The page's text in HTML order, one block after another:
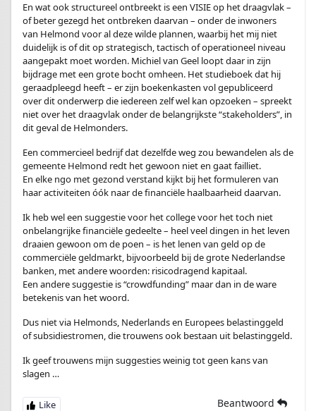
En wat ook structureel ontbreekt is een VISIE op het draagvlak –
of beter gezegd het ontbreken daarvan – onder de inwoners
van Helmond voor al deze wilde plannen, waarbij het mij niet
duidelijk is of dit op strategisch, tactisch of operationeel niveau
aangepakt moet worden. Michiel van Geel loopt daar in zijn
bijdrage met een grote bocht omheen. Het studieboek dat hij
geraadpleegd heeft – er zijn boekenkasten vol gepubliceerd
over dit onderwerp die iedereen zelf wel kan opzoeken – spreekt
niet over het draagvlak onder de belangrijkste “stakeholders”, in
dit geval de Helmonders.
Een commercieel bedrijf dat dezelfde weg zou bewandelen als de
gemeente Helmond redt het gewoon niet en gaat failliet.
En elke ngo met gezond verstand kijkt bij het formuleren van
haar activiteiten óók naar de financiële haalbaarheid daarvan.
Ik heb wel een suggestie voor het college voor het toch niet
onbelangrijke financiële gedeelte – heel veel dingen in het leven
draaien gewoon om de poen – is het lenen van geld op de
commerciële geldmarkt, bijvoorbeeld bij de grote Nederlandse
banken, met andere woorden: risicodragend kapitaal.
Een andere suggestie is “crowdfunding” maar dan in de ware
betekenis van het woord.
Dus niet via Helmonds, Nederlands en Europees belastinggeld
of subsidiestromen, die trouwens ook bestaan uit belastinggeld.
Ik geef trouwens mijn suggesties weinig tot geen kans van
slagen …
Beantwoord